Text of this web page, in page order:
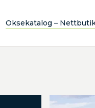
Oksekatalog –